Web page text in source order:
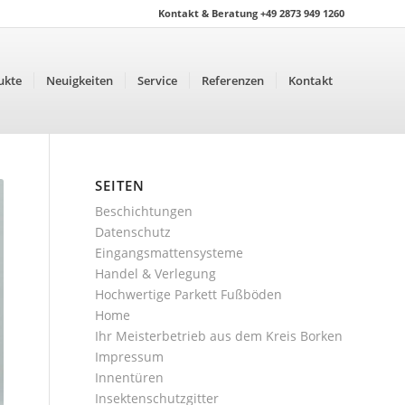
Kontakt & Beratung +49 2873 949 1260
Neuigkeiten Service Referenzen Kontakt
SEITEN
Beschichtungen
Datenschutz
Eingangsmattensysteme
Handel & Verlegung
Hochwertige Parkett Fußböden
Home
Ihr Meisterbetrieb aus dem Kreis Borken
Impressum
Innentüren
Insektenschutzgitter